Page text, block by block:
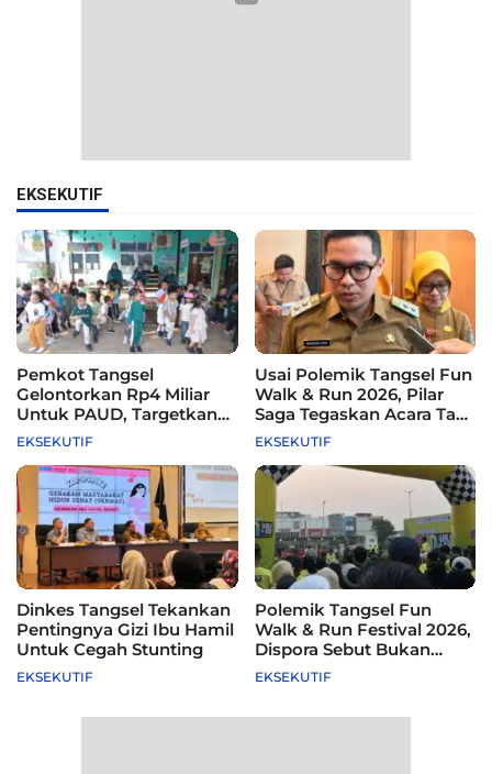
EKSEKUTIF
Pemkot Tangsel
Gelontorkan Rp4 Miliar
Untuk PAUD, Targetkan
115 Sekolah
EKSEKUTIF
Usai Polemik Tangsel Fun
Walk & Run 2026, Pilar
Saga Tegaskan Acara Tak
Difasilitasi Pemkot
EKSEKUTIF
Dinkes Tangsel Tekankan
Pentingnya Gizi Ibu Hamil
Untuk Cegah Stunting
EKSEKUTIF
Polemik Tangsel Fun
Walk & Run Festival 2026,
Dispora Sebut Bukan
Agenda Pemkot
EKSEKUTIF